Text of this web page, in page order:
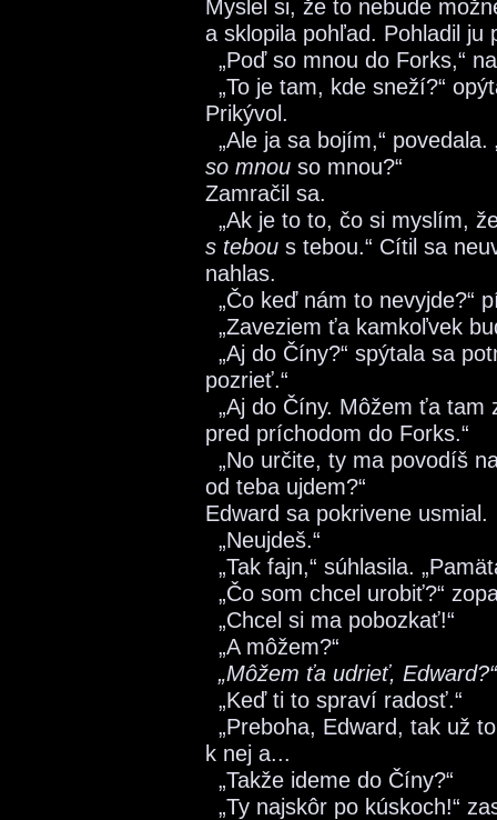
Myslel si, že to nebude
a sklopila pohľad. Pohladil ju
„Poď so mnou do Forks,“
„To je tam, kde sneží?“
Prikývol.
„Ale ja sa bojím,“
so mnou so mnou?“
Zamračil sa.
„Ak je to to, čo si myslím,
s tebou s tebou.“ Cítil sa
nahlas.
„Čo keď nám to nevyjde?“
„Zaveziem ťa kamkoľvek
„Aj do Číny?“ spýtala sa
pozrieť.“
„Aj do Číny. Môžem ťa
pred príchodom do Forks.“
„No určite, ty ma povodíš
od teba ujdem?“
Edward sa pokrivene usmial.
„Neujdeš.“
„Tak fajn,“ súhlasila.
„Čo som chcel urobiť?“
„Chcel si ma pobozkať!“
„A môžem?“
„Môžem ťa udrieť, Edward?“
„Keď ti to spraví radosť.“
„Preboha, Edward, tak už
k nej a...
„Takže ideme do Číny?“
„Ty najskôr po kúskoch!“